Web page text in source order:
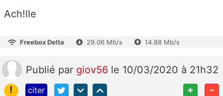
Ach!lle
Freebox Delta 29.06 Mb/s 14.88 Mb/s
Publié par giov56 le 10/03/2020 à 21h32
!
citer + -